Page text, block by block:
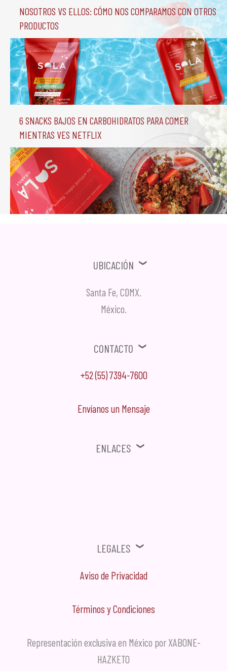
Nosotros vs Ellos: Cómo nos comparamos con otros
productos
6 Snacks Bajos en Carbohidratos para comer
mientras ves Netflix
Ubicación
Santa Fe, CDMX.
México.
Contacto
+52 (55) 7394-7600
Envíanos un Mensaje
Enlaces
Legales
Aviso de Privacidad
Términos y Condiciones
Representación exclusiva en México por XABONE-
HAZKETO